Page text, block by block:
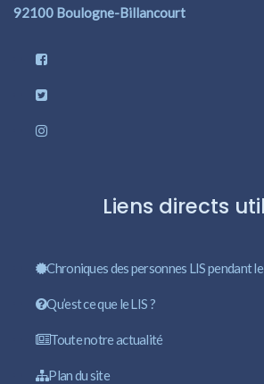
92100 Boulogne-Billancourt
Liens directs
Chroniques des personnes LIS pendant
Qu’est ce que le LIS ?
Toute notre actualité
Plan du site